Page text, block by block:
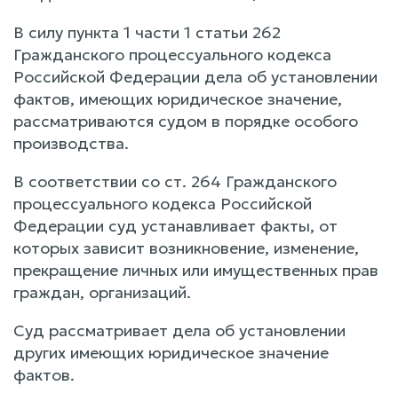
В силу пункта 1 части 1 статьи 262
Гражданского процессуального кодекса
Российской Федерации дела об установлении
фактов, имеющих юридическое значение,
рассматриваются судом в порядке особого
производства.
В соответствии со ст. 264 Гражданского
процессуального кодекса Российской
Федерации суд устанавливает факты, от
которых зависит возникновение, изменение,
прекращение личных или имущественных прав
граждан, организаций.
Суд рассматривает дела об установлении
других имеющих юридическое значение
фактов.